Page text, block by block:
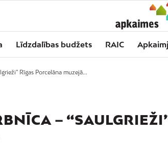
Līdzdalības budžets RAIC
Rīgas Porcelāna muzejā...
–